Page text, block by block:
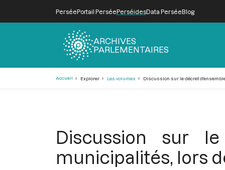
PerséePortail PerséePerséidesData PerséeBlog
ARCHIVES
PARLEMENTAIRES
Accueil Explorer Les volumes Discussion sur le décret
Discussion sur
municipalités, lors